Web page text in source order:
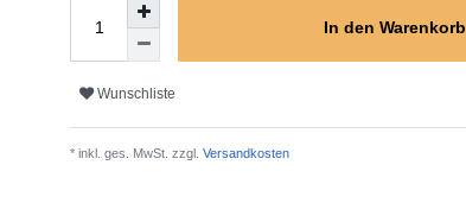
In den Warenkorb
Wunschliste
* inkl. ges. MwSt. zzgl. Versandkosten